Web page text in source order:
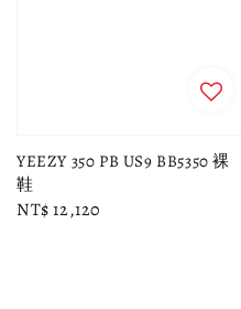
YEEZY 350 PB US9 BB5350 裸
鞋
Regular
NT$ 12,120